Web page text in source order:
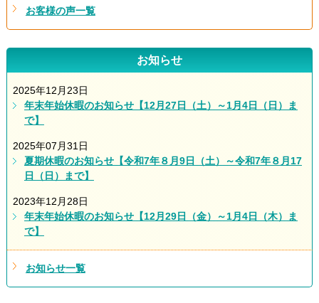
お客様の声一覧
お知らせ
2025年12月23日
年末年始休暇のお知らせ【12月27日（土）～1月4日（日）ま
で】
2025年07月31日
夏期休暇のお知らせ【令和7年８月9日（土）～令和7年８月17
日（日）まで】
2023年12月28日
年末年始休暇のお知らせ【12月29日（金）～1月4日（木）ま
で】
お知らせ一覧